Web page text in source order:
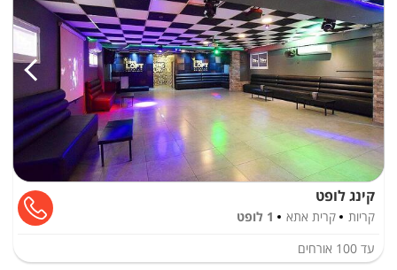
קינג לופט
קריות קרית אתא
1 לופט
עד 100 אורחים